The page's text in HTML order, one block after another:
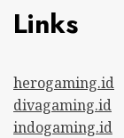
Links
herogaming.id
divagaming.id
indogaming.id